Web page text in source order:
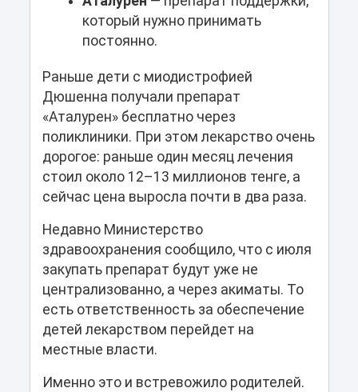
который нужно принимать
постоянно.
Раньше дети с миодистрофией
Дюшенна получали препарат
«Аталурен» бесплатно через
поликлиники. При этом лекарство очень
дорогое: раньше один месяц лечения
стоил около 12–13 миллионов тенге, а
сейчас цена выросла почти в два раза.
Недавно Министерство
здравоохранения сообщило, что с июля
закупать препарат будут уже не
централизованно, а через акиматы. То
есть ответственность за обеспечение
детей лекарством перейдет на
местные власти.
Именно это и встревожило родителей.